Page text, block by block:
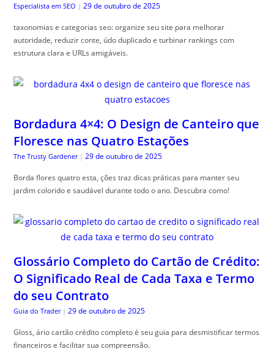
Especialista em SEO | 29 de outubro de 2025
taxonomias e categorias seo: organize seu site para melhorar
autoridade, reduzir conte, údo duplicado e turbinar rankings com
estrutura clara e URLs amigáveis.
Bordadura 4×4: O Design de Canteiro que
Floresce nas Quatro Estações
The Trusty Gardener | 29 de outubro de 2025
Borda flores quatro esta, ções traz dicas práticas para manter seu
jardim colorido e saudável durante todo o ano. Descubra como!
Glossário Completo do Cartão de Crédito:
O Significado Real de Cada Taxa e Termo
do seu Contrato
Guia do Trader | 29 de outubro de 2025
Gloss, ário cartão crédito completo é seu guia para desmistificar termos
financeiros e facilitar sua compreensão.